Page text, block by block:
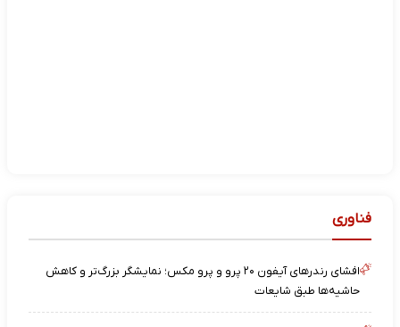
فناوری
افشای رندرهای آیفون ۲۰ پرو و پرو مکس؛ نمایشگر بزرگ‌تر و کاهش
حاشیه‌ها طبق شایعات